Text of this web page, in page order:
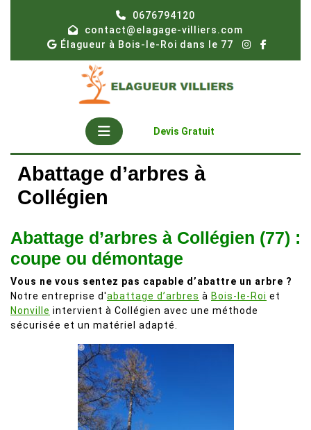
0676794120
contact@elagage-villiers.com
Élagueur à Bois-le-Roi dans le 77
Open
Button
Devis Gratuit
Abattage d’arbres à
Collégien
Abattage d’arbres à Collégien (77) :
coupe ou démontage
Vous ne vous sentez pas capable d’abattre un arbre ?
Notre entreprise d'abattage d’arbres à Bois-le-Roi et
Nonville intervient à Collégien avec une méthode
sécurisée et un matériel adapté.